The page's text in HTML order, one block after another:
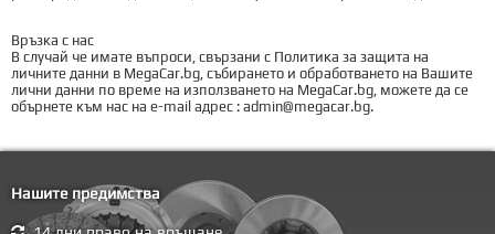
Връзка с нас
В случай че имате въпроси, свързани с Политика за защита на
личните данни в MegaCar.bg, събирането и обработването на Вашите
лични данни по време на използването на MegaCar.bg, можете да се
обърнете към нас на e-mail адрес : admin@megacar.bg.
Нашите предимства